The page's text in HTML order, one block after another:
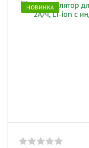
НОВИНКА